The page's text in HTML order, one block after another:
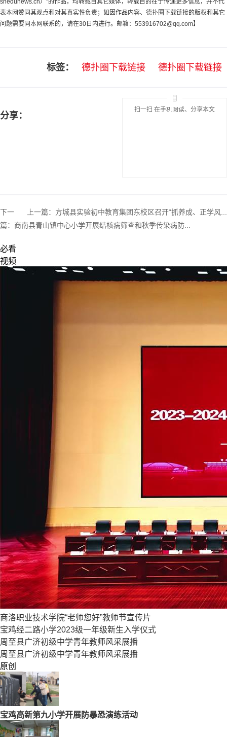
snedunews.cn）”的作品，均转载自其它媒体，转载目的在于传递更多信息，并不代
表本网赞同其观点和对其真实性负责；如因作品内容、德扑圈下载链接的版权和其它
问题需要同本网联系的，请在30日内进行。邮箱： 553916702@qq.com】
标签： 德扑圈下载链接 德扑圈下载链接
分享：
扫一扫 在手机阅读、分享本文
上一篇： 方城县实验初中教育集团东校区召开“抓养成、正学风...
下一
篇： 商南县青山镇中心小学开展结核病筛查和秋季传染病防...
必看
视频
商洛职业技术学院“老师您好”教师节宣传片
宝鸡经二路小学2023级一年级新生入学仪式
周至县广济初级中学青年教师风采展播
周至县广济初级中学青年教师风采展播
原创
宝鸡高新第九小学开展防暴恐演练活动